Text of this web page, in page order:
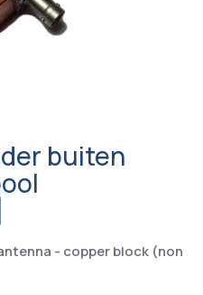
buiten
- copper block (non